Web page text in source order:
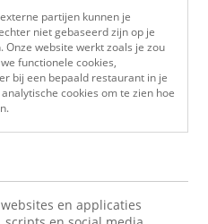
partijen kunnen je
niet gebaseerd zijn op je
website werkt zoals je zou
functionele cookies,
bij een bepaald restaurant in je
cookies om te zien hoe
en applicaties